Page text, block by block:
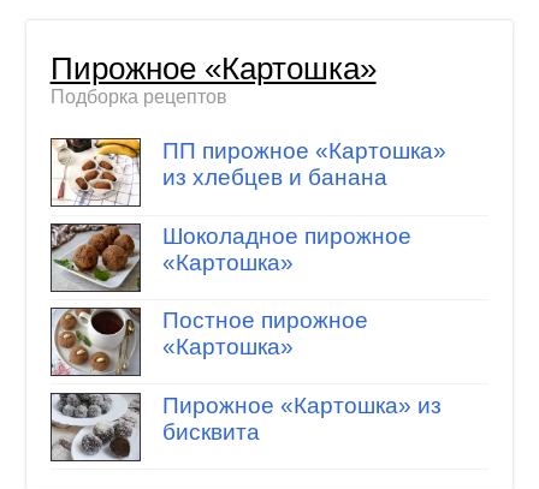
Пирожное «Картошка»
Подборка рецептов
ПП пирожное «Картошка»
из хлебцев и банана
Шоколадное пирожное
«Картошка»
Постное пирожное
«Картошка»
Пирожное «Картошка» из
бисквита